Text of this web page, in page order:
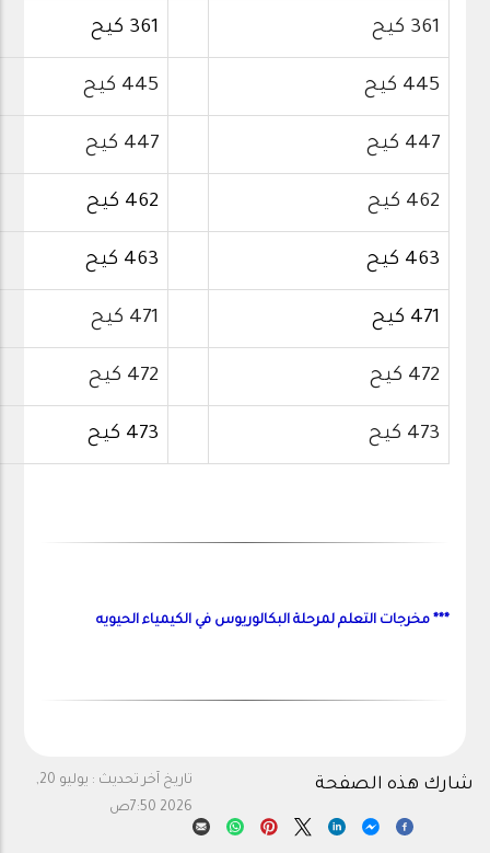
361 كيح 361 كيح
445 كيح 445 كيح
447 كيح 447 كيح
462 كيح 462 كيح
463 كيح 463 كيح
471 كيح 471 كيح
472 كيح 472 كيح
473 كيح 473 كيح
*** مخرجات التعلم لمرحلة البكالوريوس في الكيمياء الحيويه
تاريخ آخر تحديث :
يوليو 20,
2026 7:50ص
شارك هذه الصفحة